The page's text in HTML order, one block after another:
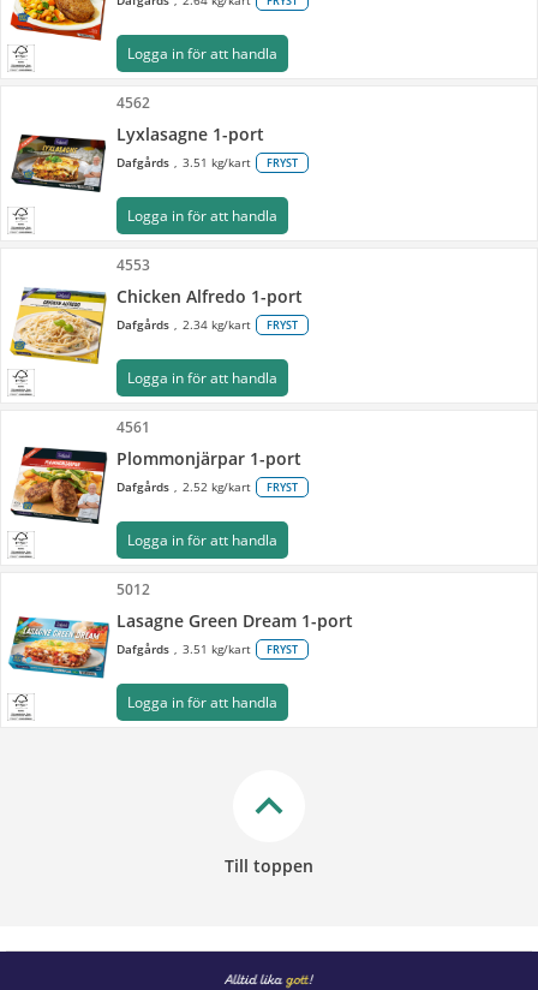
Logga in för att handla
4562
Lyxlasagne 1-port
Dafgårds 3.51 kg/kart FRYST
Logga in för att handla
4553
Chicken Alfredo 1-port
Dafgårds 2.34 kg/kart FRYST
Logga in för att handla
4561
Plommonjärpar 1-port
Dafgårds 2.52 kg/kart FRYST
Logga in för att handla
5012
Lasagne Green Dream 1-port
Dafgårds 3.51 kg/kart FRYST
Logga in för att handla
keyboard_arrow_up
Till toppen